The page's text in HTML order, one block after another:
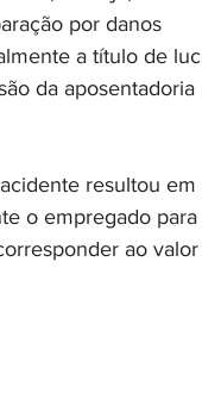
por danos
a título de
da aposentadoria
resultou em
o empregado para
ao valor